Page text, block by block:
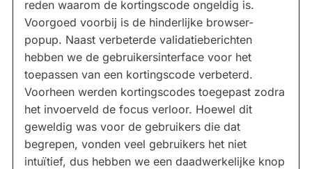
reden waarom de kortingscode ongeldig is.
Voorgoed voorbij is de hinderlijke browser-
popup. Naast verbeterde validatieberichten
hebben we de gebruikersinterface voor het
toepassen van een kortingscode verbeterd.
Voorheen werden kortingscodes toegepast zodra
het invoerveld de focus verloor. Hoewel dit
geweldig was voor de gebruikers die dat
begrepen, vonden veel gebruikers het niet
intuïtief, dus hebben we een daadwerkelijke knop